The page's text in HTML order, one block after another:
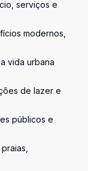
serviços e
modernos,
vida urbana
de lazer e
públicos e